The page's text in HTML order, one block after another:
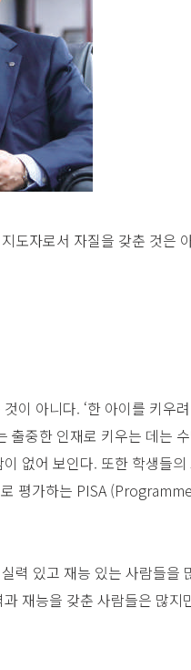
도자로서 자질을 갖춘 것은
이 아니다. ‘한 아이를 키우
출중한 인재로 키우는 데는
없어 보인다. 또한 학생들
로 평가하는 PISA
력 있고 재능 있는 사람들
재능을 갖춘 사람들은 많